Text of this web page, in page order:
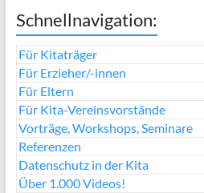
Schnellnavigation:
Für Kitaträger
Für Erzieher/-innen
Für Eltern
Für Kita-Vereinsvorstände
Vorträge, Workshops, Seminare
Referenzen
Datenschutz in der Kita
Über 1.000 Videos!